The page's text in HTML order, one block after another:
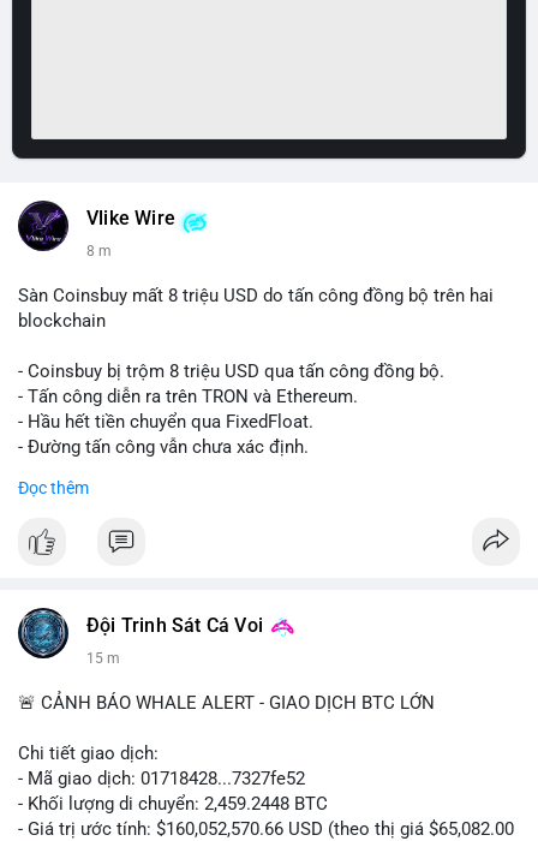
Vlike Wire
8 m
Sàn Coinsbuy mất 8 triệu USD do tấn công đồng bộ trên hai
blockchain
- Coinsbuy bị trộm 8 triệu USD qua tấn công đồng bộ.
- Tấn công diễn ra trên TRON và Ethereum.
- Hầu hết tiền chuyển qua FixedFloat.
- Đường tấn công vẫn chưa xác định.
#binancesquare
$trx $eth
📰 Nguồn: CoinDesk
Đọc thêm
Đội Trinh Sát Cá Voi
15 m
🚨 CẢNH BÁO WHALE ALERT - GIAO DỊCH BTC LỚN
Chi tiết giao dịch:
- Mã giao dịch: 01718428...7327fe52
- Khối lượng di chuyển: 2,459.2448 BTC
- Giá trị ước tính: $160,052,570.66 USD (theo thị giá $65,082.00